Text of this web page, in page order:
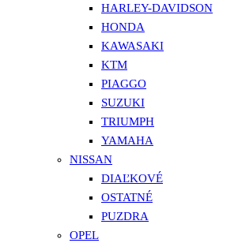
HARLEY-DAVIDSON
HONDA
KAWASAKI
KTM
PIAGGO
SUZUKI
TRIUMPH
YAMAHA
NISSAN
DIAĽKOVÉ
OSTATNÉ
PUZDRA
OPEL